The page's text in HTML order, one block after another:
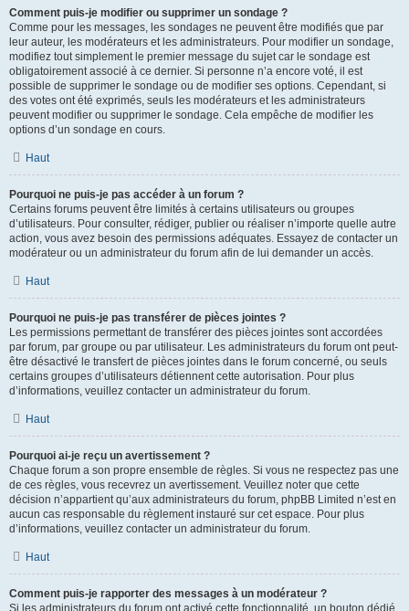
Comment puis-je modifier ou supprimer un sondage ?
Comme pour les messages, les sondages ne peuvent être modifiés que par
leur auteur, les modérateurs et les administrateurs. Pour modifier un sondage,
modifiez tout simplement le premier message du sujet car le sondage est
obligatoirement associé à ce dernier. Si personne n’a encore voté, il est
possible de supprimer le sondage ou de modifier ses options. Cependant, si
des votes ont été exprimés, seuls les modérateurs et les administrateurs
peuvent modifier ou supprimer le sondage. Cela empêche de modifier les
options d’un sondage en cours.
Haut
Pourquoi ne puis-je pas accéder à un forum ?
Certains forums peuvent être limités à certains utilisateurs ou groupes
d’utilisateurs. Pour consulter, rédiger, publier ou réaliser n’importe quelle autre
action, vous avez besoin des permissions adéquates. Essayez de contacter un
modérateur ou un administrateur du forum afin de lui demander un accès.
Haut
Pourquoi ne puis-je pas transférer de pièces jointes ?
Les permissions permettant de transférer des pièces jointes sont accordées
par forum, par groupe ou par utilisateur. Les administrateurs du forum ont peut-
être désactivé le transfert de pièces jointes dans le forum concerné, ou seuls
certains groupes d’utilisateurs détiennent cette autorisation. Pour plus
d’informations, veuillez contacter un administrateur du forum.
Haut
Pourquoi ai-je reçu un avertissement ?
Chaque forum a son propre ensemble de règles. Si vous ne respectez pas une
de ces règles, vous recevrez un avertissement. Veuillez noter que cette
décision n’appartient qu’aux administrateurs du forum, phpBB Limited n’est en
aucun cas responsable du règlement instauré sur cet espace. Pour plus
d’informations, veuillez contacter un administrateur du forum.
Haut
Comment puis-je rapporter des messages à un modérateur ?
Si les administrateurs du forum ont activé cette fonctionnalité, un bouton dédié